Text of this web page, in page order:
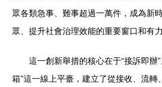
眾各類急事、難事超過一萬件，成為新
眾、提升社會治理效能的重要窗口和有力
這一創新舉措的核心在于“接訴即辦
箱”這一線上平臺，建立了從接收、流